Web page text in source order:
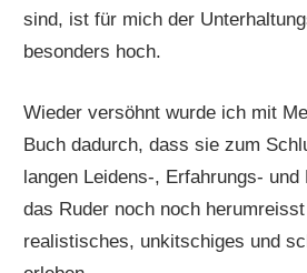
sind, ist für mich der
besonders hoch.
Wieder versöhnt wurde ich mit
Buch dadurch, dass sie zum
langen Leidens-, Erfahrungs-
das Ruder noch noch
realistisches, unkitschiges und